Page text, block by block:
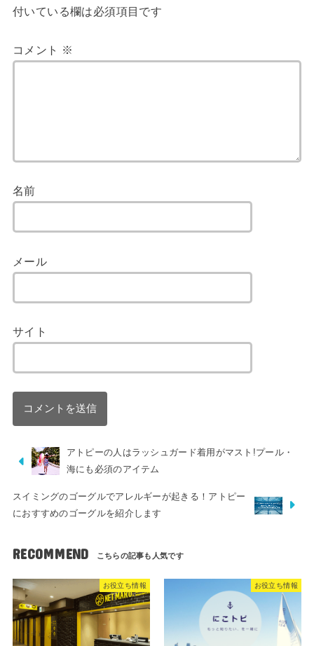
付いている欄は必須項目です
コメント ※
名前
メール
サイト
アトピーの人はラッシュガード着用がマスト!プール・
海にも必須のアイテム
スイミングのゴーグルでアレルギーが起きる！アトピー
におすすめのゴーグルを紹介します
RECOMMEND
お役立ち情報 お役立ち情報